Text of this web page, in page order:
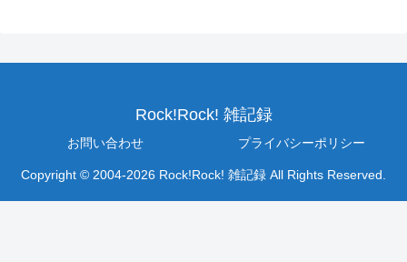
Rock!Rock! 雑記録
お問い合わせ プライバシーポリシー
Copyright © 2004-2026 Rock!Rock! 雑記録 All Rights Reserved.